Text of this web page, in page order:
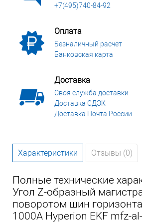
+7(495)740-84-92
Оплата
Безналичный расчет
Банковская карта
Доставка
Своя служба доставки
Доставка СДЭК
Доставка Почта России
Характеристики Отзывы (0)
Полные технические
Угол Z-образный
поворотом шин
1000A Hyperion EKF mfz-